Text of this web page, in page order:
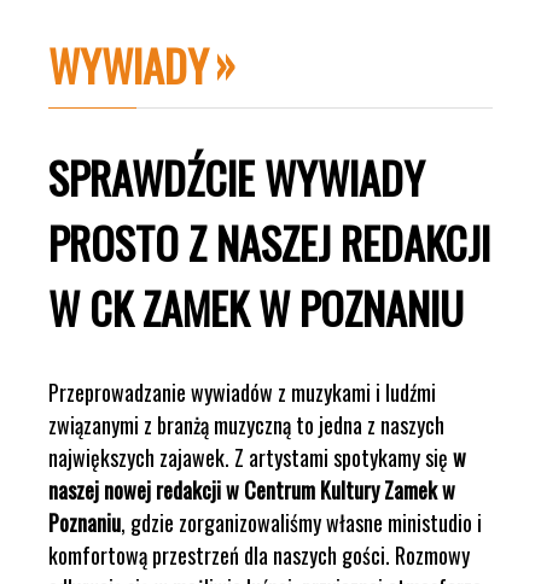
WYWIADY
SPRAWDŹCIE WYWIADY
PROSTO Z NASZEJ REDAKCJI
W CK ZAMEK W POZNANIU
Przeprowadzanie wywiadów z muzykami i ludźmi
związanymi z branżą muzyczną to jedna z naszych
największych zajawek. Z artystami spotykamy sięw
naszej nowej redakcji w Centrum Kultury Zamek w
Poznaniu, gdzie zorganizowaliśmy własne ministudio i
komfortową przestrzeń dla naszych gości. Rozmowy